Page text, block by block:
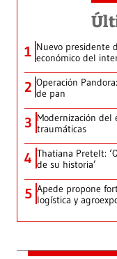
1 Nuevo presidente
económico del
2 Operación
de pan
3 Modernización del
traumáticas
4 Thatiana Pretelt:
de su historia’
5 Apede propone
logística y